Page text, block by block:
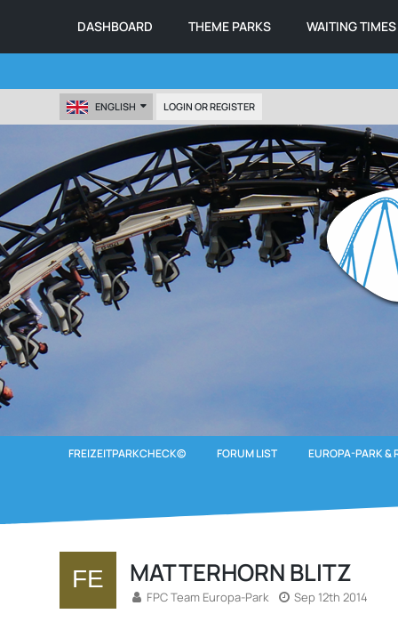
DASHBOARD THEME PARKS WAITING TIMES
ENGLISH LOGIN OR REGISTER
FREIZEITPARKCHECK© FORUM LIST EUROPA-PARK &
MATTERHORN BLITZ
FPC Team Europa-Park Sep 12th 2014